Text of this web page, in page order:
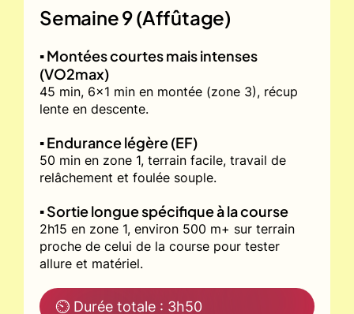
Semaine 9 (Affûtage)
▪️ Montées courtes mais intenses
(VO2max)
45 min, 6x1 min en montée (zone 3), récup
lente en descente.
▪️ Endurance légère (EF)
50 min en zone 1, terrain facile, travail de
relâchement et foulée souple.
▪️ Sortie longue spécifique à la course
2h15 en zone 1, environ 500 m+ sur terrain
proche de celui de la course pour tester
allure et matériel.
⏲ Durée totale : 3h50